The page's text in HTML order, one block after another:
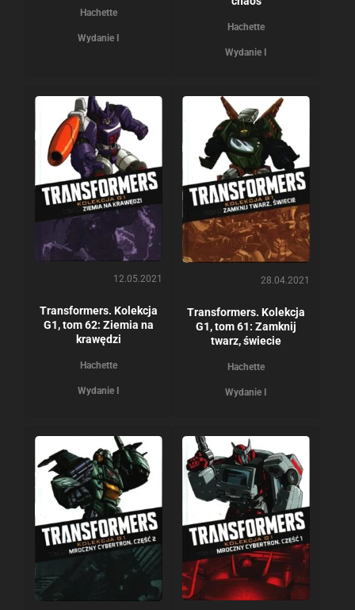
Hachette
Wydanie I
Hachette
Wydanie I
12.05.2021
Transformers. Kolekcja
G1, tom 62: Ziemia na
krawędzi
Hachette
Wydanie I
28.04.2021
Transformers. Kolekcja
G1, tom 61: Zamknij
twarz, świecie
Hachette
Wydanie I